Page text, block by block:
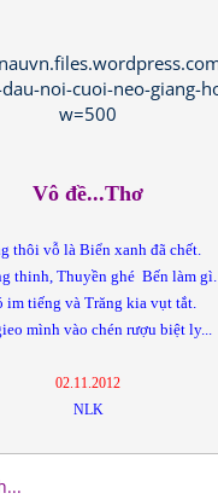
Vô đề...Thơ
thôi vỗ là Biển xanh đã chết.
thinh, Thuyền ghé Bến làm gì.
im tiếng và Trăng kia vụt tắt.
mình vào chén rượu biệt ly...
02.11.2012
NLK